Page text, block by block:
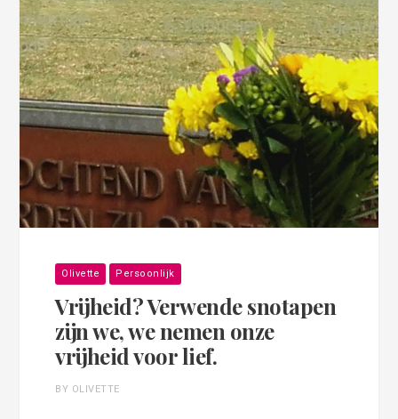
Olivette Persoonlijk
Vrijheid? Verwende snotapen
zijn we, we nemen onze
vrijheid voor lief.
BY OLIVETTE